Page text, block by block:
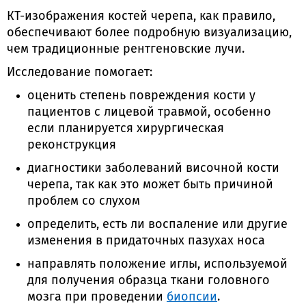
КТ-изображения костей черепа, как правило,
обеспечивают более подробную визуализацию,
чем традиционные рентгеновские лучи.
Исследование помогает:
оценить степень повреждения кости у
пациентов с лицевой травмой, особенно
если планируется хирургическая
реконструкция
диагностики заболеваний височной кости
черепа, так как это может быть причиной
проблем со слухом
определить, есть ли воспаление или другие
изменения в придаточных пазухах носа
направлять положение иглы, используемой
для получения образца ткани головного
мозга при проведении биопсии.